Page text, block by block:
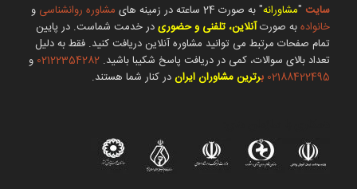
سایت "مشاورانه" به صورت 24 ساعته در زمینه های مشاوره روانشناسی و
خانوادهبه صورتآنلاین، تلفنی و حضوریدر خدمت شماست. در پایین
تمام صفحات مرتبط می توانید مشاوره آنلاین دریافت کنید. فقط به دلیل
تعداد بالای سوالات، کمی در دریافت پاسخ شکیبا باشید. 02122354282 و
02188422495 برترین مشاوران ایراندر کنار شما هستند.